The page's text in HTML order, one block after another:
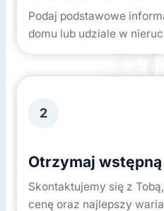
Podaj podstawowe
domu lub udziale w
2
Otrzymaj
Skontaktujemy się z
cenę oraz najlepszy